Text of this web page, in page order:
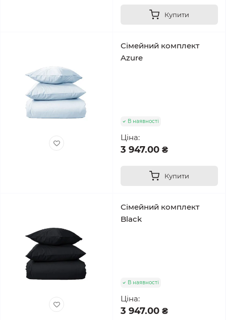
Купити
Сімейний комплект
Azure
В наявності
Ціна:
3 947.00 ₴
Купити
Сімейний комплект
Black
В наявності
Ціна:
3 947.00 ₴